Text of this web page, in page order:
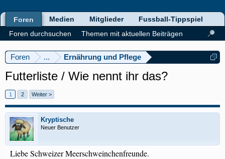
Foren ... Ernährung und Pflege
Futterliste / Wie nennt ihr das?
1 2 Weiter >
Kryptische
Neuer Benutzer
Liebe Schweizer Meerschweinchenfreunde.
Foren
Foren durchsuchen
Themen mit aktuellen Beiträgen
Medien Mitglieder Fussball-Tippspiel